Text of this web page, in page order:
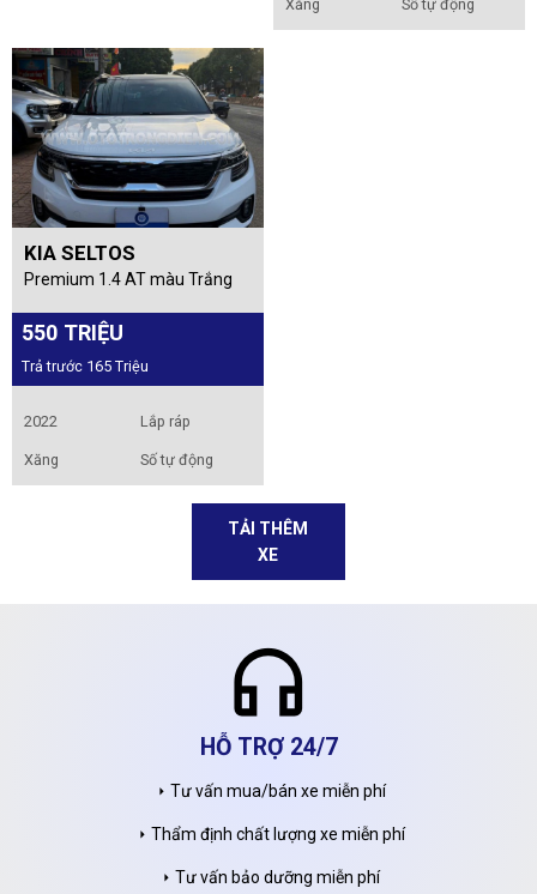
Xăng Số tự động
KIA SELTOS
Premium 1.4 AT màu Trắng
550 TRIỆU
Trả trước 165 Triệu
2022 Lắp ráp
Xăng Số tự động
TẢI THÊM
XE
directions_car
BÁN XE TRẢ GÓP
arrow_rightTrả góp tới 70% giá trị xe
arrow_rightThủ tục nhanh chóng, thuận tiện
arrow_rightGiải ngân trong ngày